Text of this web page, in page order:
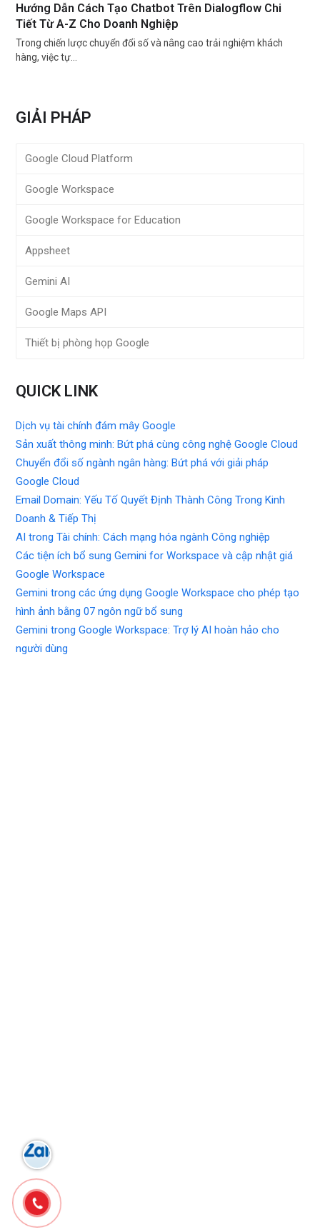
Hướng Dẫn Cách Tạo Chatbot Trên Dialogflow Chi
Tiết Từ A-Z Cho Doanh Nghiệp
Trong chiến lược chuyển đổi số và nâng cao trải nghiệm khách
hàng, việc tự…
GIẢI PHÁP
Google Cloud Platform
Google Workspace
Google Workspace for Education
Appsheet
Gemini AI
Google Maps API
Thiết bị phòng họp Google
QUICK LINK
Dịch vụ tài chính đám mây Google
Sản xuất thông minh: Bứt phá cùng công nghệ Google Cloud
Chuyển đổi số ngành ngân hàng: Bứt phá với giải pháp
Google Cloud
Email Domain: Yếu Tố Quyết Định Thành Công Trong Kinh
Doanh & Tiếp Thị
AI trong Tài chính: Cách mạng hóa ngành Công nghiệp
Các tiện ích bổ sung Gemini for Workspace và cập nhật giá
Google Workspace
Gemini trong các ứng dụng Google Workspace cho phép tạo
hình ảnh bằng 07 ngôn ngữ bổ sung
Gemini trong Google Workspace: Trợ lý AI hoàn hảo cho
người dùng